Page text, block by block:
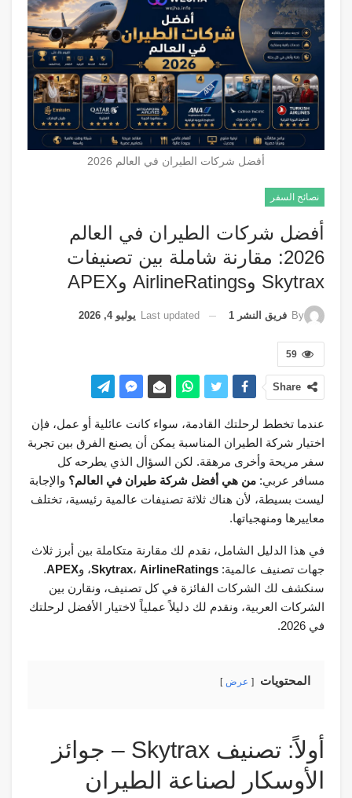
أفضل شركات الطيران في العالم 2026
نصائح السفر
أفضل شركات الطيران في العالم
2026: مقارنة شاملة بين تصنيفات
Skytrax وAirlineRatings وAPEX
By فريق النشر 1 Last updated يوليو 4, 2026
59
Share
عندما تخطط لرحلتك القادمة، سواء كانت عائلية أو عمل، فإن
اختيار شركة الطيران المناسبة يمكن أن يصنع الفرق بين تجربة
سفر مريحة وأخرى مرهقة. لكن السؤال الذي يطرحه كل
مسافر عربي: من هي أفضل شركة طيران في العالم؟ والإجابة
ليست بسيطة، لأن هناك ثلاثة تصنيفات عالمية رئيسية، تختلف
معاييرها ومنهجياتها.
في هذا الدليل الشامل، نقدم لك مقارنة متكاملة بين أبرز ثلاث
جهات تصنيف عالمية:
Skytrax، AirlineRatings ، وAPEX
.
سنكشف لك الشركات الفائزة في كل تصنيف، ونقارن بين
الشركات العربية، ونقدم لك دليلاً عملياً لاختيار الأفضل لرحلتك
في 2026.
المحتويات عرض
أولاً: تصنيف Skytrax – جوائز
الأوسكار لصناعة الطيران